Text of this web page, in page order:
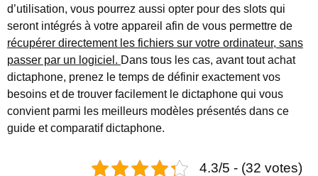
d’utilisation, vous pourrez aussi opter pour des slots qui
seront intégrés à votre appareil afin de vous permettre de
récupérer directement les fichiers sur votre ordinateur, sans
passer par un logiciel. Dans tous les cas, avant tout achat
dictaphone, prenez le temps de définir exactement vos
besoins et de trouver facilement le dictaphone qui vous
convient parmi les meilleurs modèles présentés dans ce
guide et comparatif dictaphone.
4.3/5 - (32 votes)